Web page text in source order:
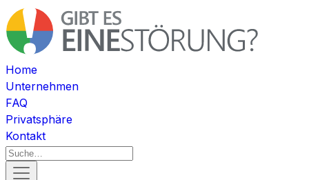
Home
Unternehmen
FAQ
Privatsphäre
Kontakt